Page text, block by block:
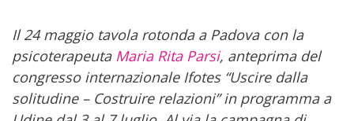
Il 24 maggio tavola rotonda a Padova con la
psicoterapeuta Maria Rita Parsi, anteprima del
congresso internazionale Ifotes “Uscire dalla
solitudine – Costruire relazioni” in programma a